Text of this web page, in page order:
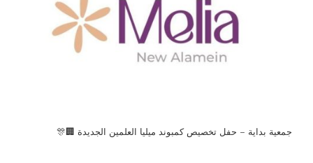
جمعية بداية – حفل تخصيص كمبوند ميليا العلمين الجديدة 🏢🎊